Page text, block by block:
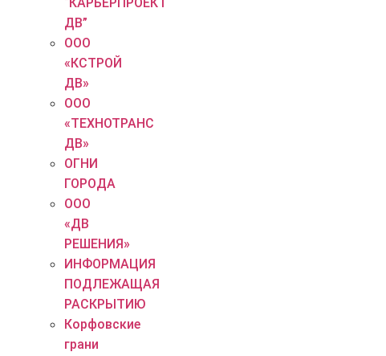
ДВ”
ООО
«КСТРОЙ
ДВ»
ООО
«ТЕХНОТРАНС
ДВ»
ОГНИ
ГОРОДА
ООО
«ДВ
РЕШЕНИЯ»
ИНФОРМАЦИЯ
ПОДЛЕЖАЩАЯ
РАСКРЫТИЮ
Корфовские
грани